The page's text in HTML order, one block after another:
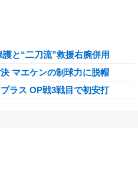
と“二刀流”救援右腕併用
マエケンの制球力に脱帽
ラス OP戦3戦目で初安打